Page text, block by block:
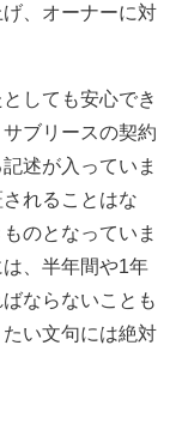
、オーナーに対
しても安心でき
ブリースの契約
述が入っていま
れることはな
のとなっていま
、半年間や1年
ならないことも
い文句には絶対